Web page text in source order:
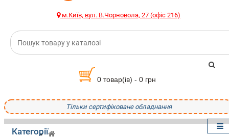
м.Київ, вул. В.Чорновола, 27 (офіс 216)
0 товар(ів) - 0 грн
Тільки сертифіковане обладнання
Категорії